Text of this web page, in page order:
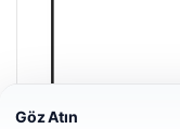
Göz Atın